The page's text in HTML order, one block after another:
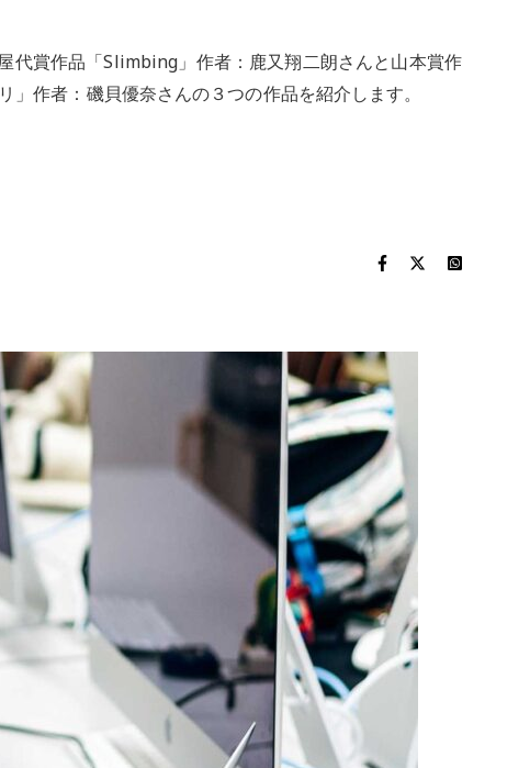
代賞作品「Slimbing」作者：⿅⼜翔⼆朗さんと⼭本賞作
作者：磯⾙優奈さんの３つの作品を紹介します。